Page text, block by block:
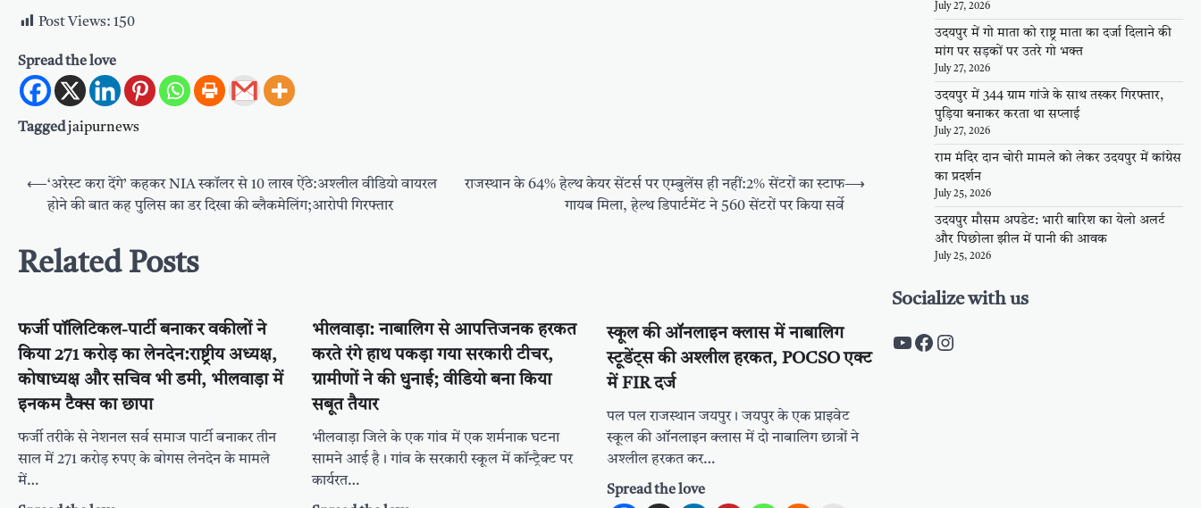
Post Views: 150
Spread the love
Taggedjaipurnews
Post
navigation
⟵‘अरेस्ट करा देंगे’ कहकर NIA स्कॉलर से 10 लाख ऐंठे:अश्लील वीडियो वायरल
होने की बात कह पुलिस का डर दिखा की ब्लैकमेलिंग;आरोपी गिरफ्तार
राजस्थान के 64% हेल्थ केयर सेंटर्स पर एम्बुलेंस ही नहीं:2% सेंटरों का स्टाफ
गायब मिला, हेल्थ डिपार्टमेंट ने 560 सेंटरों पर किया सर्वे
⟶
Related Posts
फर्जी पॉलिटिकल-पार्टी बनाकर वकीलों ने
किया 271 करोड़ का लेनदेन:राष्ट्रीय अध्यक्ष,
कोषाध्यक्ष और सचिव भी डमी, भीलवाड़ा में
इनकम टैक्स का छापा
फर्जी तरीके से नेशनल सर्व समाज पार्टी बनाकर तीन
साल में 271 करोड़ रुपए के बोगस लेनदेन के मामले
में…
भीलवाड़ा: नाबालिग से आपत्तिजनक हरकत
करते रंगे हाथ पकड़ा गया सरकारी टीचर,
ग्रामीणों ने की धुनाई; वीडियो बना किया
सबूत तैयार
भीलवाड़ा जिले के एक गांव में एक शर्मनाक घटना
सामने आई है। गांव के सरकारी स्कूल में कॉन्ट्रैक्ट पर
कार्यरत…
स्कूल की ऑनलाइन क्लास में नाबालिग
स्टूडेंट्स की अश्लील हरकत, POCSO एक्ट
में FIR दर्ज
पल पल राजस्थान जयपुर। जयपुर के एक प्राइवेट
स्कूल की ऑनलाइन क्लास में दो नाबालिग छात्रों ने
अश्लील हरकत कर…
Spread the love
July 27, 2026
उदयपुर में गो माता को राष्ट्र माता का दर्जा दिलाने की
मांग पर सड़कों पर उतरे गो भक्त
July 27, 2026
उदयपुर में 344 ग्राम गांजे के साथ तस्कर गिरफ्तार,
पुड़िया बनाकर करता था सप्लाई
July 27, 2026
राम मंदिर दान चोरी मामले को लेकर उदयपुर में कांग्रेस
का प्रदर्शन
July 25, 2026
उदयपुर मौसम अपडेट: भारी बारिश का येलो अलर्ट
और पिछोला झील में पानी की आवक
July 25, 2026
Socialize with us
https://www.youtube.com/c/
https://www.facebook.com/
Instagram